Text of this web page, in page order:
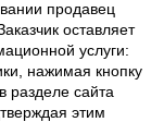
продавец
оставляет
услуги:
нажимая кнопку
разделе сайта
этим